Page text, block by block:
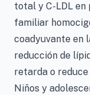
total y C-LDL
familiar
coadyuvante en
reducción de
retarda o
Niños y